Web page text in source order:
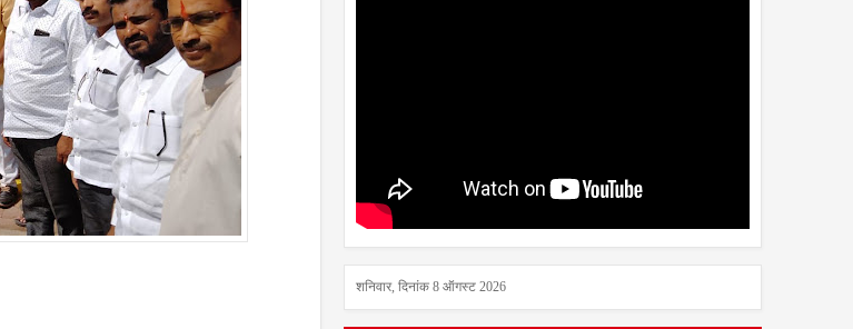
शनिवार, दिनांक 8 ऑगस्ट 2026